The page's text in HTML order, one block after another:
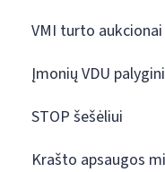
VMI turto aukcionai
Įmonių VDU
STOP šešėliui
Krašto apsaugos